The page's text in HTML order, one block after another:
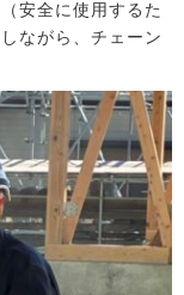
安全に使用するた
ながら、チェーン